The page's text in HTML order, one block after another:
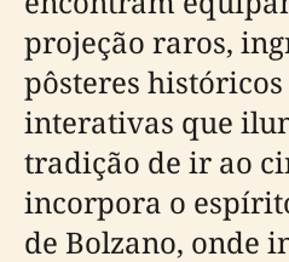
projeção raros,
pôsteres históricos
interativas que
tradição de ir ao
incorpora o
de Bolzano, onde